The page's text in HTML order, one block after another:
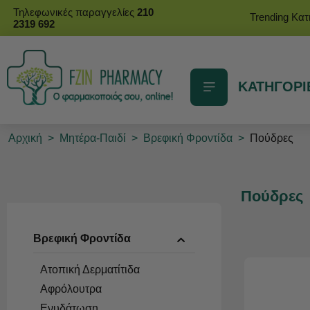
Τηλεφωνικές παραγγελίες 210
2319 692
Trending
Αρχική > Μητέρα-Παιδί > Βρεφική Φροντίδα > Πούδρες
Βρεφική Φροντίδα
Ατοπική Δερματίτιδα
Αφρόλουτρα
Πούδρες